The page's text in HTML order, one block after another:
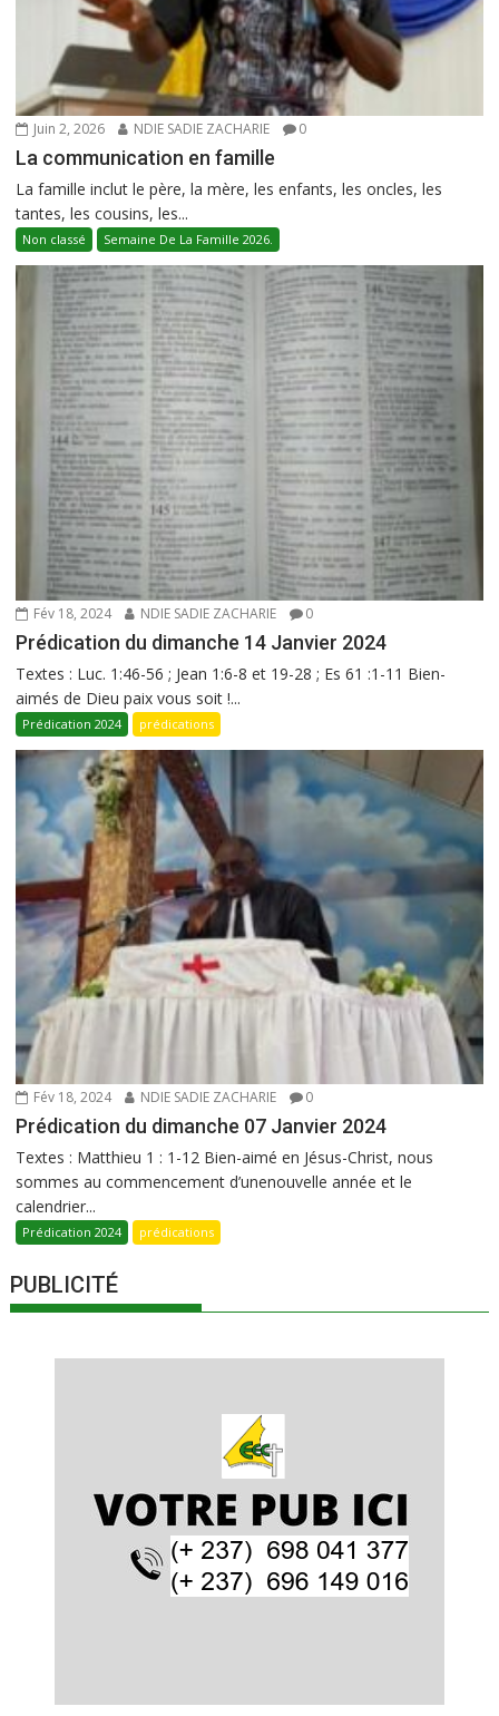
Juin 2, 2026 NDIE SADIE ZACHARIE 0
La communication en famille
La famille inclut le père, la mère, les enfants, les oncles, les
tantes, les cousins, les...
Non classé Semaine De La Famille 2026.
Fév 18, 2024 NDIE SADIE ZACHARIE 0
Prédication du dimanche 14 Janvier 2024
Textes : Luc. 1:46-56 ; Jean 1:6-8 et 19-28 ; Es 61 :1-11 Bien-
aimés de Dieu paix vous soit !...
Prédication 2024 prédications
Fév 18, 2024 NDIE SADIE ZACHARIE 0
Prédication du dimanche 07 Janvier 2024
Textes : Matthieu 1 : 1-12 Bien-aimé en Jésus-Christ, nous
sommes au commencement d’unenouvelle année et le
calendrier...
Prédication 2024 prédications
PUBLICITÉ